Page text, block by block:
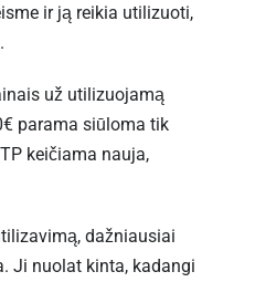
ir ją reikia utilizuoti,
už utilizuojamą
parama siūloma tik
keičiama nauja,
dažniausiai
Ji nuolat kinta, kadangi